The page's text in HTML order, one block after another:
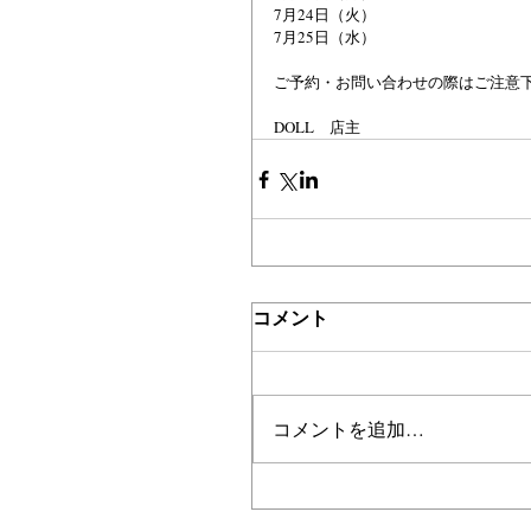
7月24日（火）
7月25日（水）
ご予約・お問い合わせの際はご注意
DOLL　店主
コメント
コメントを追加…